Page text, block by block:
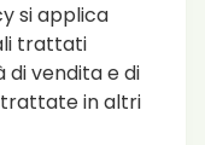
si applica
trattati
di vendita e di
trattate in altri